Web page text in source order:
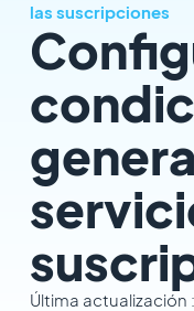
las suscripciones
Última actualización :